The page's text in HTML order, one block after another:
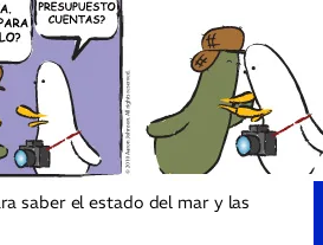
saber el estado del mar y las